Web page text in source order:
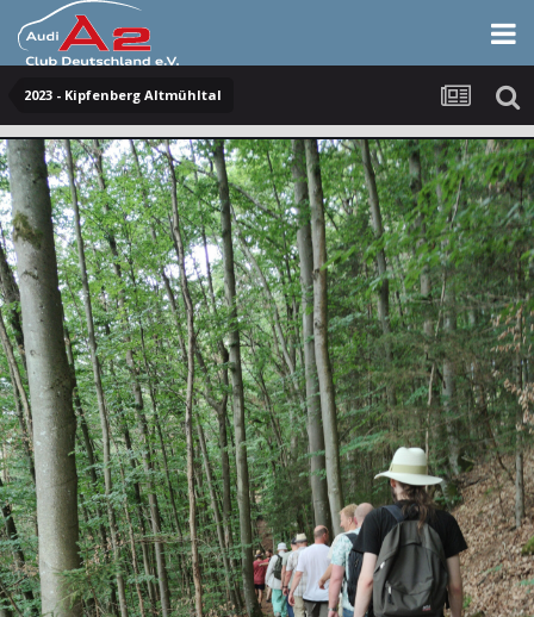
2023 - Kipfenberg Altmühltal